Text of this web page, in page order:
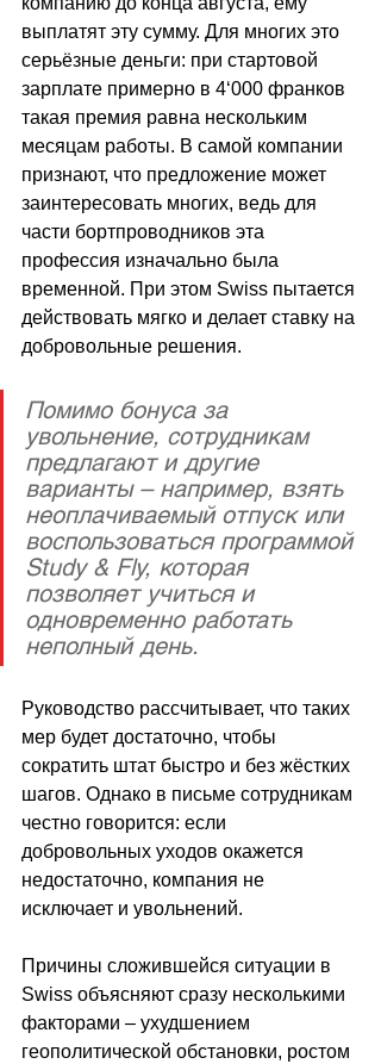
выплатят эту сумму. Для многих это
серьёзные деньги: при стартовой
зарплате примерно в 4‘000 франков
такая премия равна нескольким
месяцам работы. В самой компании
признают, что предложение может
заинтересовать многих, ведь для
части бортпроводников эта
профессия изначально была
временной. При этом Swiss пытается
действовать мягко и делает ставку на
добровольные решения.
Помимо бонуса за
увольнение, сотрудникам
предлагают и другие
варианты – например, взять
неоплачиваемый отпуск или
воспользоваться программой
Study & Fly, которая
позволяет учиться и
одновременно работать
неполный день.
Руководство рассчитывает, что таких
мер будет достаточно, чтобы
сократить штат быстро и без жёстких
шагов. Однако в письме сотрудникам
честно говорится: если
добровольных уходов окажется
недостаточно, компания не
исключает и увольнений.
Причины сложившейся ситуации в
Swiss объясняют сразу несколькими
факторами – ухудшением
геополитической обстановки, ростом